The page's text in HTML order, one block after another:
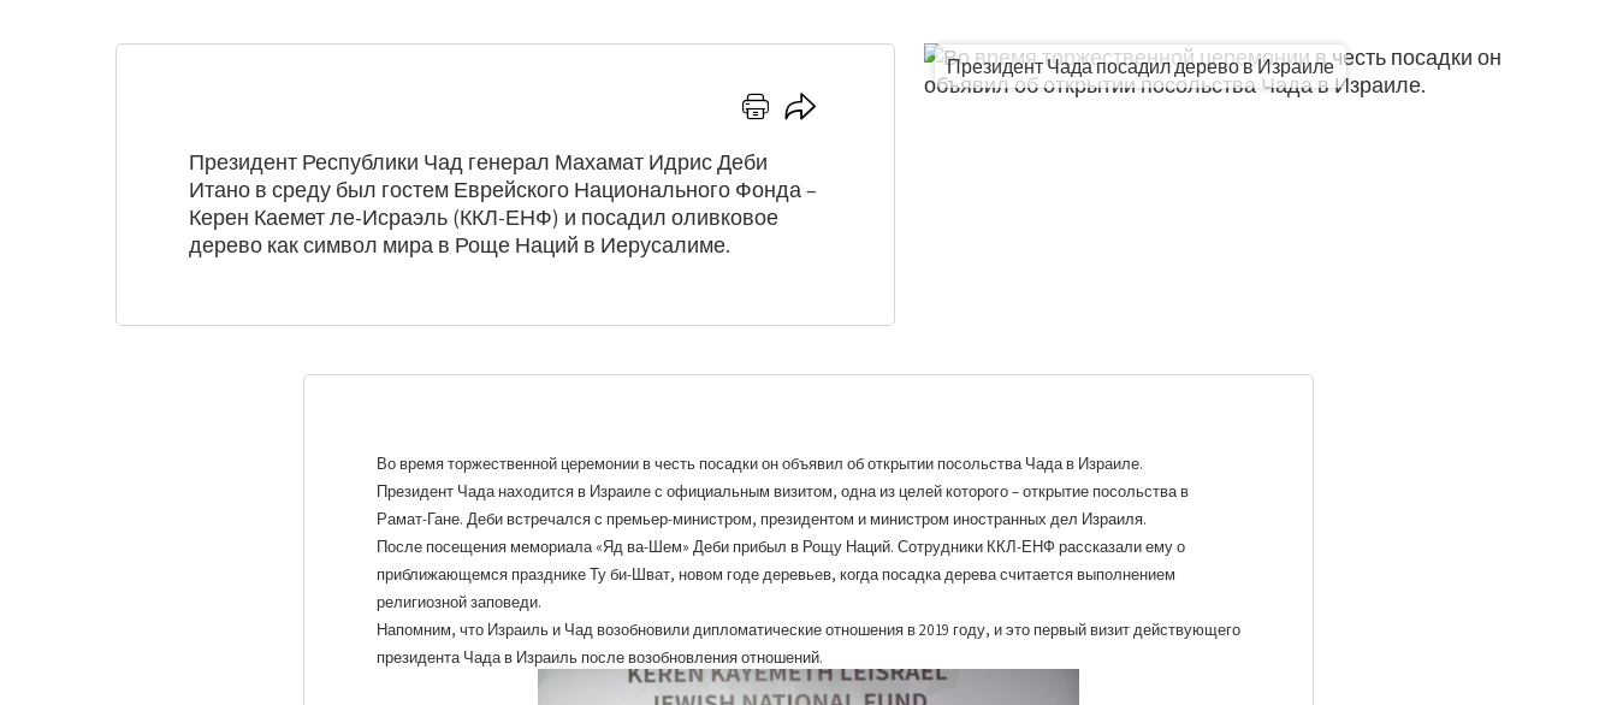
Нажмите
для
отправки
на
Нажмите
поделиться
Президент Республики Чад генерал Махамат Идрис Деби
Итано в среду был гостем Еврейского Национального Фонда –
Керен Каемет ле-Исраэль (ККЛ-ЕНФ) и посадил оливковое
дерево как символ мира в Роще Наций в Иерусалиме.
Президент Чада посадил дерево в Израиле
Во время торжественной церемонии в честь посадки он объявил об открытии посольства Чада в Израиле.
Президент Чада находится в Израиле с официальным визитом, одна из целей которого – открытие посольства в
Рамат-Гане. Деби встречался с премьер-министром, президентом и министром иностранных дел Израиля.
После посещения мемориала «Яд ва-Шем» Деби прибыл в Рощу Наций. Сотрудники ККЛ-ЕНФ рассказали ему о
приближающемся празднике Ту би-Шват, новом годе деревьев, когда посадка дерева считается выполнением
религиозной заповеди.
Напомним, что Израиль и Чад возобновили дипломатические отношения в 2019 году, и это первый визит действующего
президента Чада в Израиль после возобновления отношений.